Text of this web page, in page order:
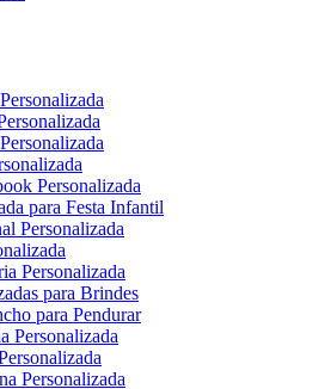
Personalizada
para Festa Infantil
Personalizada
Personalizada
para Brindes
para Pendurar
Personalizada
Personalizada